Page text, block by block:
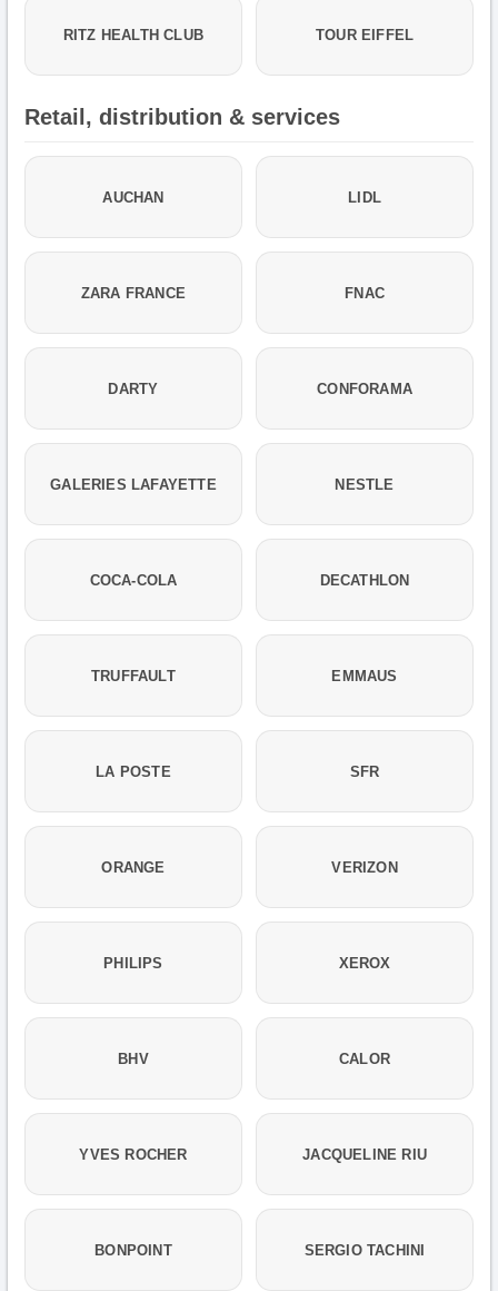
RITZ HEALTH CLUB TOUR EIFFEL
Retail, distribution & services
AUCHAN LIDL
ZARA FRANCE FNAC
DARTY CONFORAMA
GALERIES LAFAYETTE NESTLE
COCA-COLA DECATHLON
TRUFFAULT EMMAUS
LA POSTE SFR
ORANGE VERIZON
PHILIPS XEROX
BHV CALOR
YVES ROCHER JACQUELINE RIU
BONPOINT SERGIO TACHINI